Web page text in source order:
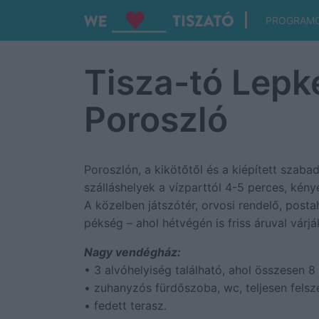
Tisza-tó
Poroszló
Poroszlón, a kikötőtől és a kiépített
szálláshelyek a vízparttól 4-5 perces,
A közelben játszótér, orvosi rendelő,
pékség – ahol hétvégén is friss áruval
Nagy vendégház:
• 3 alvóhelyiség található, ahol összesen
• zuhanyzós fürdőszoba, wc, teljesen
• fedett terasz.